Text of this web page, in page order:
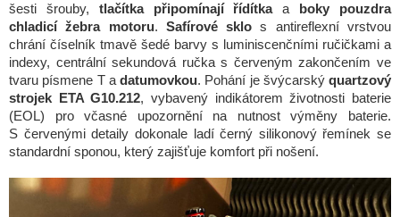
šesti šrouby, tlačítka připomínají řídítkaa boky pouzdra
chladicí žebra motoru. Safírové sklo s antireflexní vrstvou
chrání číselník tmavě šedé barvy s luminiscenčními ručičkami a
indexy, centrální sekundová ručka s červeným zakončením ve
tvaru písmene T a datumovkou. Pohání je švýcarský quartzový
strojek ETA G10.212, vybavený indikátorem životnosti baterie
(EOL) pro včasné upozornění na nutnost výměny baterie.
S červenými detaily dokonale ladí černý silikonový řemínek se
standardní sponou, který zajišťuje komfort při nošení.